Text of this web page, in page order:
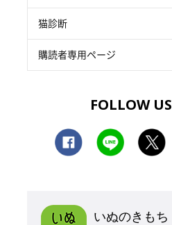
猫診断
購読者専用ページ
FOLLOW US
いぬのきもち